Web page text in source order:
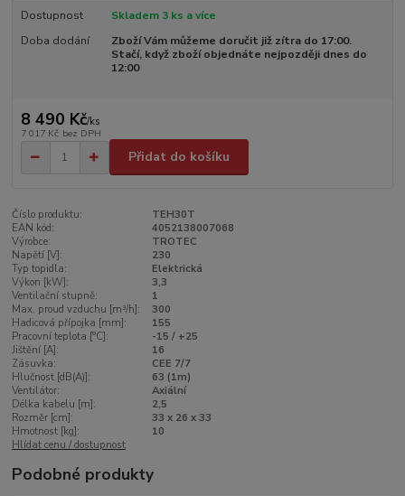
Dostupnost
Skladem 3 ks a více
Doba dodání
Zboží Vám můžeme doručit již zítra do 17:00.
Stačí, když zboží objednáte nejpozději dnes do
12:00
8 490 Kč/ks
7 017 Kč bez DPH
Přidat do košíku
Číslo produktu:
TEH30T
EAN kód:
4052138007068
Výrobce:
TROTEC
Napětí [V]:
230
Typ topidla:
Elektrická
Výkon [kW]:
3,3
Ventilační stupně:
1
Max. proud vzduchu [m³/h]:
300
Hadicová přípojka [mm]:
155
Pracovní teplota [°C]:
-15 / +25
Jištění [A]:
16
Zásuvka:
CEE 7/7
Hlučnost [dB(A)]:
63 (1m)
Ventilátor:
Axiální
Délka kabelu [m]:
2,5
Rozměr [cm]:
33 x 26 x 33
Hmotnost [kg]:
10
Hlídat cenu / dostupnost
Podobné produkty